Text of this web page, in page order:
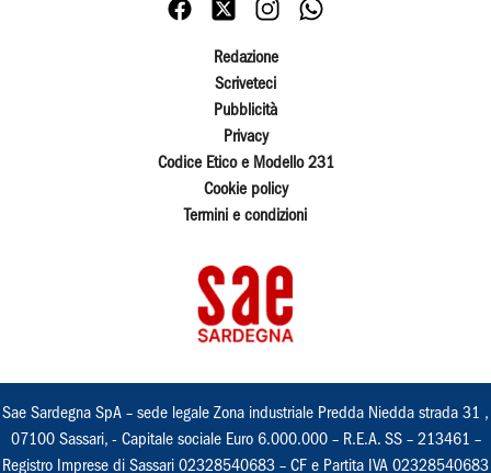
Redazione
Scriveteci
Pubblicità
Privacy
Codice Etico e Modello 231
Cookie policy
Termini e condizioni
Sae Sardegna SpA – sede legale Zona industriale Predda Niedda strada 31 ,
07100 Sassari, - Capitale sociale Euro 6.000.000 – R.E.A. SS – 213461 –
Registro Imprese di Sassari 02328540683 – CF e Partita IVA 02328540683